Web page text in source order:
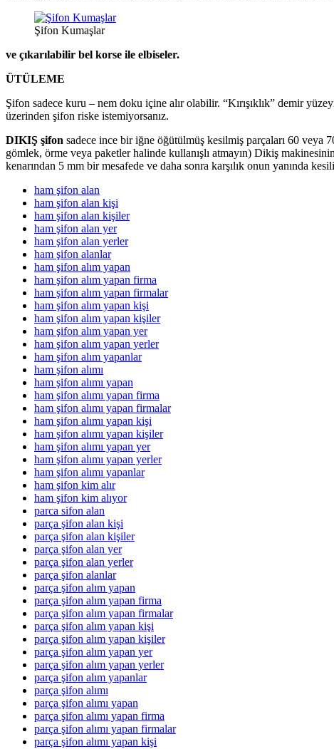
Şifon Kumaşlar
ve çıkarılabilir bel korse ile elbiseler.
ÜTÜLEME
Şifon sadece kuru – nem doku içine alır olabilir. “Kırışıklık” demir
üzerinden şifon riske istemiyorsanız.
DIKIŞ şifon sadece ince bir iğne öğütülmüş kesilmiş parçaları 60
gömlek, örme veya paketler halinde kullanışlı atmayın) Dikiş
kenarından 5 mm bir mesafede ve daha sonra karşılık onun yanında
ham şifon alan
ham şifon alan kişi
ham şifon alan kişiler
ham şifon alan yer
ham şifon alan yerler
ham şifon alanlar
ham şifon alım yapan
ham şifon alım yapan firma
ham şifon alım yapan firmalar
ham şifon alım yapan kişi
ham şifon alım yapan kişiler
ham şifon alım yapan yer
ham şifon alım yapan yerler
ham şifon alım yapanlar
ham şifon alımı
ham şifon alımı yapan
ham şifon alımı yapan firma
ham şifon alımı yapan firmalar
ham şifon alımı yapan kişi
ham şifon alımı yapan kişiler
ham şifon alımı yapan yer
ham şifon alımı yapan yerler
ham şifon alımı yapanlar
ham şifon kim alır
ham şifon kim alıyor
parca sifon alan
parça şifon alan kişi
parça şifon alan kişiler
parça şifon alan yer
parça şifon alan yerler
parça şifon alanlar
parça şifon alım yapan
parça şifon alım yapan firma
parça şifon alım yapan firmalar
parça şifon alım yapan kişi
parça şifon alım yapan kişiler
parça şifon alım yapan yer
parça şifon alım yapan yerler
parça şifon alım yapanlar
parça şifon alımı
parça şifon alımı yapan
parça şifon alımı yapan firma
parça şifon alımı yapan firmalar
parça şifon alımı yapan kişi